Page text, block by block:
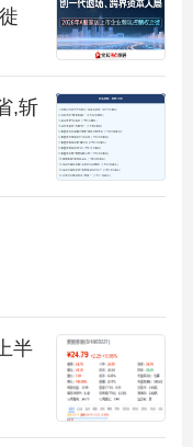
指向的就不再是简
协同的预期管理。
更是靠信心。这些
，试图拉住不断下
积蓄能量——
每年3月至5月
奠定全年市场基调
场而言，2026年的
,斩
半